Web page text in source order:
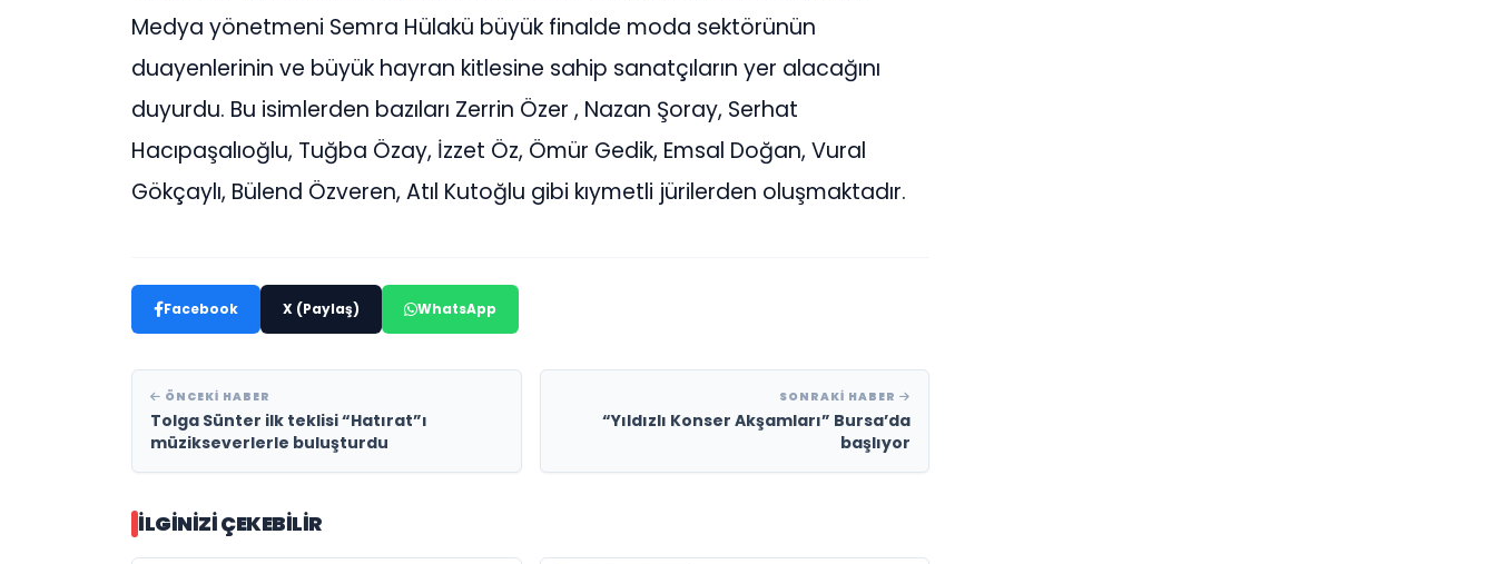
Medya yönetmeni Semra Hülakü büyük finalde moda sektörünün
duayenlerinin ve büyük hayran kitlesine sahip sanatçıların yer alacağını
duyurdu. Bu isimlerden bazıları Zerrin Özer , Nazan Şoray, Serhat
Hacıpaşalıoğlu, Tuğba Özay, İzzet Öz, Ömür Gedik, Emsal Doğan, Vural
Gökçaylı, Bülend Özveren, Atıl Kutoğlu gibi kıymetli jürilerden oluşmaktadır.
Facebook X (Paylaş) WhatsApp
ÖNCEKI HABER
Tolga Sünter ilk teklisi “Hatırat”ı
müzikseverlerle buluşturdu
SONRAKI HABER
“Yıldızlı Konser Akşamları” Bursa’da
başlıyor
İLGINIZI ÇEKEBILIR